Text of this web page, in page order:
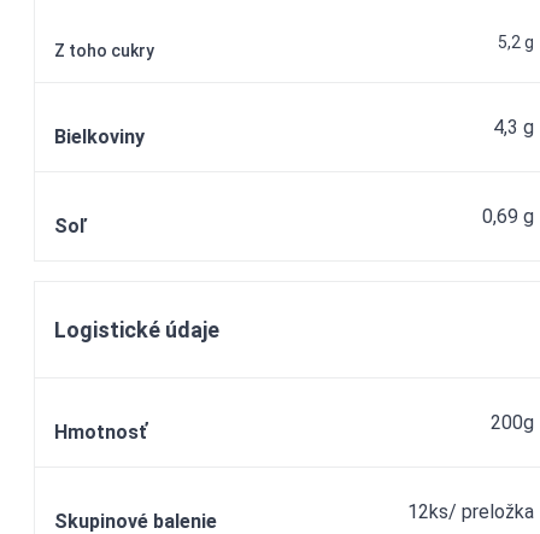
Z toho cukry 5,2 g
Bielkoviny 4,3 g
Soľ 0,69 g
Logistické údaje
Hmotnosť 200g
Skupinové balenie 12ks/ preložka